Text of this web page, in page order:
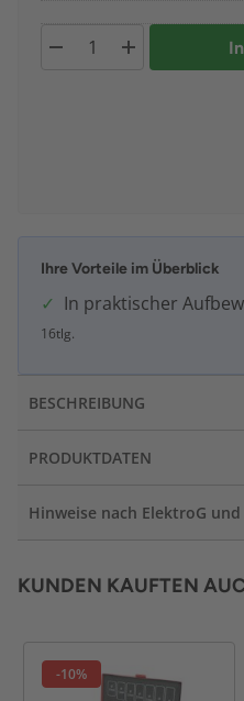
Ihre Vorteile im Überblick
In praktischer
16tlg.
BESCHREIBUNG
PRODUKTDATEN
Hinweise nach ElektroG
KUNDEN KAUFTEN
-10%